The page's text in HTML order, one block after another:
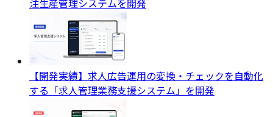
注生産管理システムを開発
【開発実績】求人広告運用の変換・チェックを自動化
する「求人管理業務支援システム」を開発